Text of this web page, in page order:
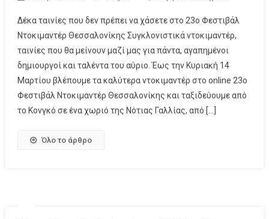
Δέκα ταινίες που δεν πρέπει να χάσετε στο 23ο Φεστιβάλ
Ντοκιμαντέρ Θεσσαλονίκης Συγκλονιστικά ντοκιμαντέρ,
ταινίες που θα μείνουν μαζί μας για πάντα, αγαπημένοι
δημιουργοί και ταλέντα του αύριο. Έως την Κυριακή 14
Μαρτίου βλέπουμε τα καλύτερα ντοκιμαντέρ στο online 23ο
Φεστιβάλ Ντοκιμαντέρ Θεσσαλονίκης και ταξιδεύουμε από
το Κονγκό σε ένα χωριό της Νότιας Γαλλίας, από […]
Όλο το άρθρο